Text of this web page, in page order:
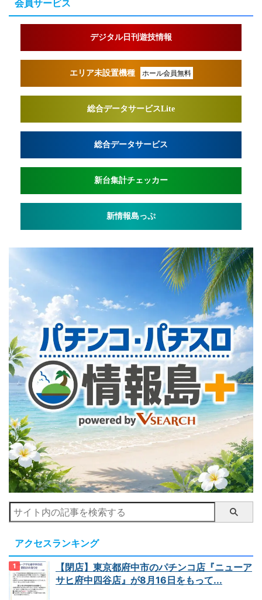
会員サービス
デジタル日刊遊技情報
エリア未設置機種 ホール会員無料
総合データサービスLite
総合データサービス
新台集計チェッカー
新情報島っぷ
アクセスランキング
【閉店】東京都府中市のパチンコ店『ニューア
サヒ府中四谷店』が8月16日をもって...